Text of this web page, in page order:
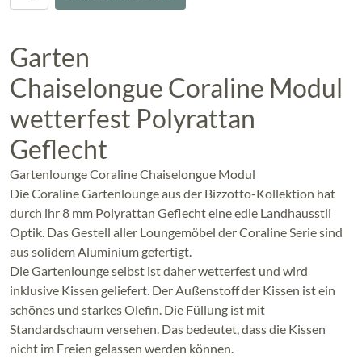
Garten
Chaiselongue Coraline Modul
wetterfest Polyrattan
Geflecht
Gartenlounge Coraline Chaiselongue Modul
Die Coraline Gartenlounge aus der Bizzotto-Kollektion hat
durch ihr 8 mm Polyrattan Geflecht eine edle Landhausstil
Optik. Das Gestell aller Loungemöbel der Coraline Serie sind
aus solidem Aluminium gefertigt.
Die Gartenlounge selbst ist daher wetterfest und wird
inklusive Kissen geliefert. Der Außenstoff der Kissen ist ein
schönes und starkes Olefin. Die Füllung ist mit
Standardschaum versehen. Das bedeutet, dass die Kissen
nicht im Freien gelassen werden können.